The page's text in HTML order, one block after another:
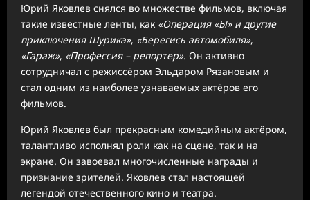
Юрий Яковлев снялся во множестве фильмов, включая
такие известные ленты, как «Операция «Ы» и другие
приключения Шурика», «Берегись автомобиля»,
«Гараж», «Профессия – репортер». Он активно
сотрудничал с режиссёром Эльдаром Рязановым и
стал одним из наиболее узнаваемых актёров его
фильмов.
Юрий Яковлев был прекрасным комедийным актёром,
талантливо исполнял роли как на сцене, так и на
экране. Он завоевал многочисленные награды и
признание зрителей. Яковлев стал настоящей
легендой отечественного кино и театра.